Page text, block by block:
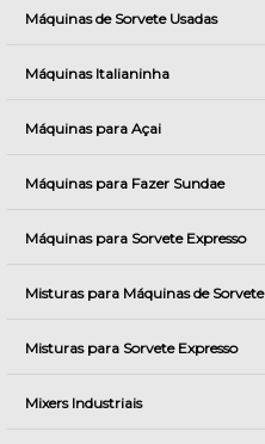
Máquinas de Sorvete Usadas
Máquinas Italianinha
Máquinas para Açai
Máquinas para Fazer Sundae
Máquinas para Sorvete Expresso
Misturas para Máquinas de Sorvete
Misturas para Sorvete Expresso
Mixers Industriais